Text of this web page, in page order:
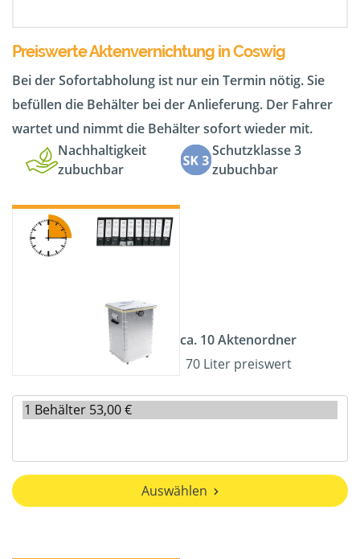
Preiswerte Aktenvernichtung in Coswig
Bei der Sofortabholung ist nur ein Termin nötig. Sie
befüllen die Behälter bei der Anlieferung. Der Fahrer
wartet und nimmt die Behälter sofort wieder mit.
Nachhaltigkeit
zubuchbar
Schutzklasse 3
zubuchbar
ca. 10 Aktenordner
70 Liter preiswert
Auswählen